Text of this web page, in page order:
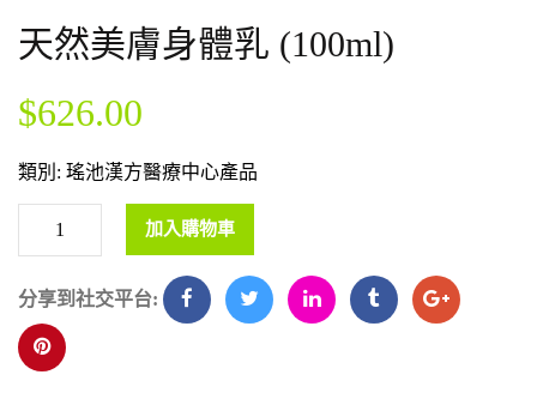
天然美膚身體乳 (100ml)
$626.00
類別: 瑤池漢方醫療中心產品
加入購物車
分享到社交平台: